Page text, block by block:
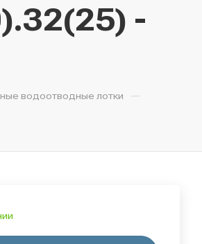
-
водоотводные лотки —